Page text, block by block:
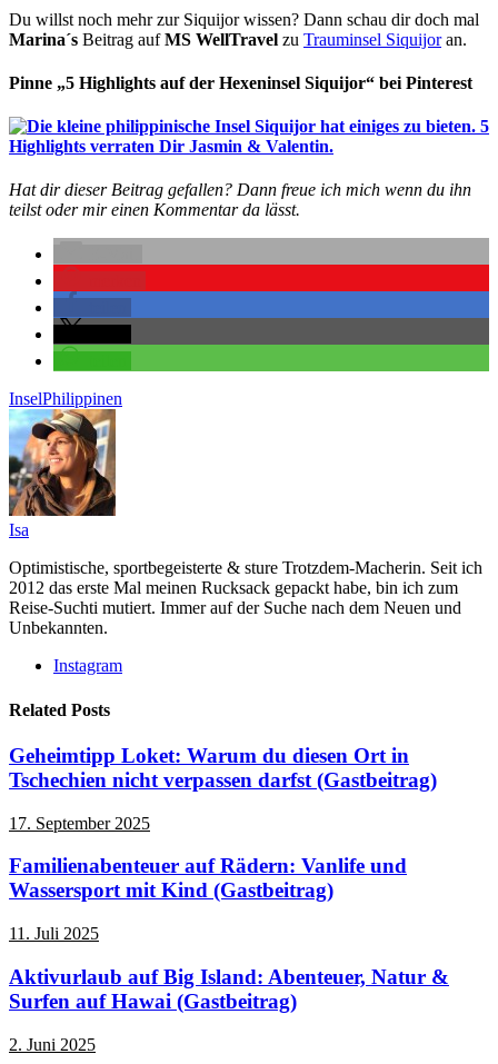
Du willst noch mehr zur Siquijor wissen? Dann schau dir doch mal
Marina´s Beitrag aufMS WellTravel zu Trauminsel Siquijoran.
Pinne „5 Highlights auf der Hexeninsel Siquijor“ bei Pinterest
Hat dir dieser Beitrag gefallen? Dann freue ich mich wenn du ihn
teilst oder mir einen Kommentar da lässt.
InselPhilippinen
Isa
Optimistische, sportbegeisterte & sture Trotzdem-Macherin. Seit ich
2012 das erste Mal meinen Rucksack gepackt habe, bin ich zum
Reise-Suchti mutiert. Immer auf der Suche nach dem Neuen und
Unbekannten.
Instagram
Related Posts
Geheimtipp Loket: Warum du diesen Ort in
Tschechien nicht verpassen darfst (Gastbeitrag)
17. September 2025
Familienabenteuer auf Rädern: Vanlife und
Wassersport mit Kind (Gastbeitrag)
11. Juli 2025
Aktivurlaub auf Big Island: Abenteuer, Natur &
Surfen auf Hawai (Gastbeitrag)
2. Juni 2025